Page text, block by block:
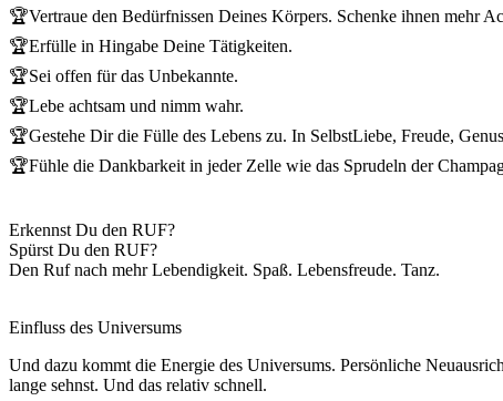
🏆Vertraue den Bedürfnissen Deines Körpers. Schenke ihnen mehr
🏆Erfülle in Hingabe Deine Tätigkeiten.
🏆Sei offen für das Unbekannte.
🏆Lebe achtsam und nimm wahr.
🏆Gestehe Dir die Fülle des Lebens zu. In SelbstLiebe, Freude,
🏆Fühle die Dankbarkeit in jeder Zelle wie das Sprudeln der
Erkennst Du den RUF?
Spürst Du den RUF?
Den Ruf nach mehr Lebendigkeit. Spaß. Lebensfreude. Tanz.
Einfluss des Universums
Und dazu kommt die Energie des Universums. Persönliche
lange sehnst. Und das relativ schnell.